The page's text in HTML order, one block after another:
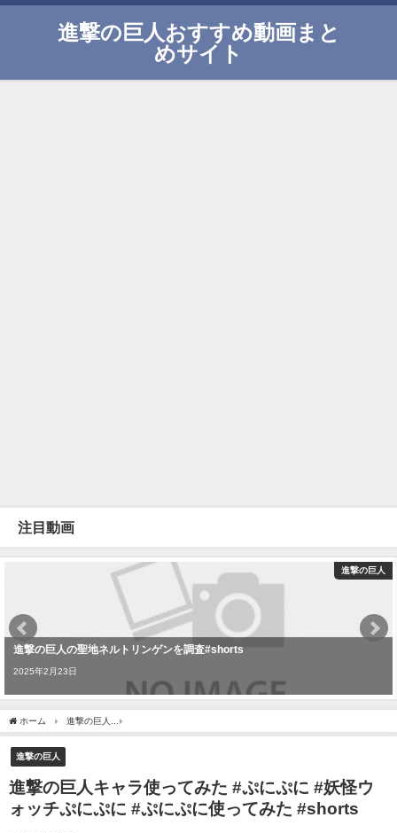
進撃の巨人おすすめ動画まと
めサイト
注目動画
進撃の巨人
進撃の巨人の聖地ネルトリンゲンを調査#shorts
2025年2月23日
ホーム 進撃の巨人
進撃の巨人
進撃の巨人キャラ使ってみた #ぷにぷに #妖怪ウ
ォッチぷにぷに #ぷにぷに使ってみた #shorts